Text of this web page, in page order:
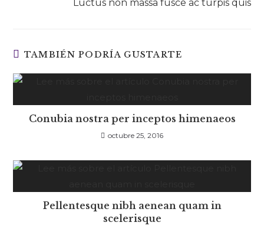
Luctus non massa fusce ac turpis quis
TAMBIÉN PODRÍA GUSTARTE
Conubia nostra per inceptos himenaeos
octubre 25, 2016
Pellentesque nibh aenean quam in
scelerisque